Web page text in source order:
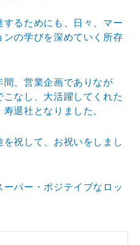
るためにも、日々、マー
の学びを深めていく所存
間、営業企画でありなが
なし、大活躍してくれた
退社となりました。
祝して、お祝いをしまし
パー・ポジテイブなロッ